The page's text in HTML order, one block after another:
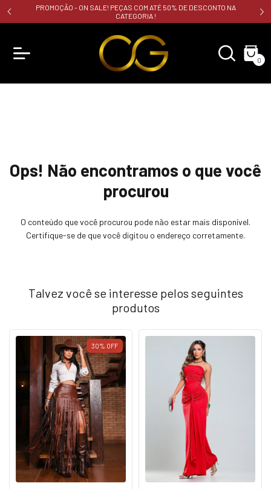
PROMOÇÃO - ON SALE! PEÇAS COM ATÉ 50% DE DESCONTO NA
CATEGORIA !
0
Ops! Não encontramos o que você
procurou
O conteúdo que você procurou pode não estar mais disponível.
Certifique-se de que você digitou o endereço corretamente.
Talvez você se interesse pelos seguintes
produtos
30% OFF